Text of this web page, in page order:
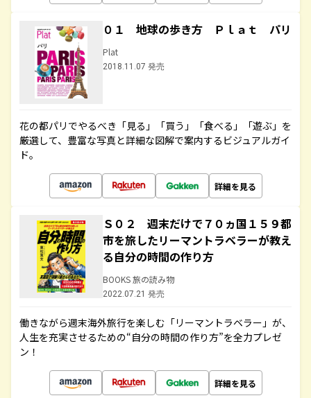
０１ 地球の歩き方 Ｐｌａｔ パリ
Plat
2018.11.07 発売
花の都パリでやるべき「見る」「買う」「食べる」「遊ぶ」を
厳選して、豊富な写真と詳細な図解で案内するビジュアルガイ
ド。
詳細を見る
Ｓ０２ 週末だけで７０ヵ国１５９都
市を旅したリーマントラベラーが教え
る自分の時間の作り方
BOOKS 旅の読み物
2022.07.21 発売
働きながら週末海外旅行を楽しむ「リーマントラベラー」が、
人生を充実させるための“自分の時間の作り方”を全力プレゼ
ン！
詳細を見る